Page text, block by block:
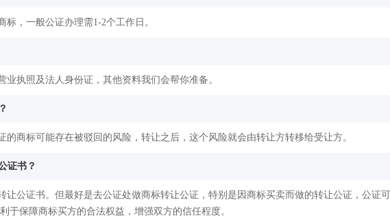
，一般公证办理需1-2个工作日。
执照及法人身份证，其他资料我们会帮你准备。
的商标可能存在被驳回的风险，转让之后，这个风险就会由转让方转移给受让方。
证书？
让公证书。但最好是去公证处做商标转让公证，特别是因商标买卖而做的转让公证，公证
于保障商标买方的合法权益，增强双方的信任程度。